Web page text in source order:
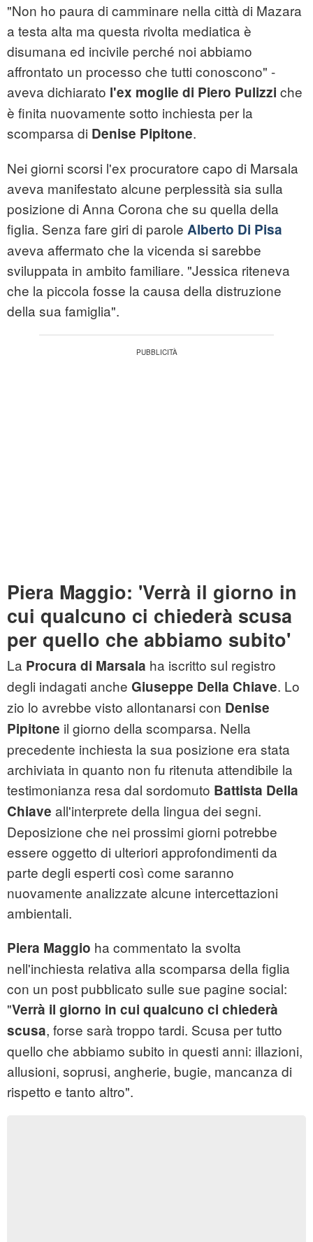
"Non ho paura di camminare nella città di Mazara
a testa alta ma questa rivolta mediatica è
disumana ed incivile perché noi abbiamo
affrontato un processo che tutti conoscono" -
aveva dichiarato l'ex moglie di Piero Pulizzi che
è finita nuovamente sotto inchiesta per la
scomparsa di Denise Pipitone.
Nei giorni scorsi l'ex procuratore capo di Marsala
aveva manifestato alcune perplessità sia sulla
posizione di Anna Corona che su quella della
figlia. Senza fare giri di parole Alberto Di Pisa
aveva affermato che la vicenda si sarebbe
sviluppata in ambito familiare. "Jessica riteneva
che la piccola fosse la causa della distruzione
della sua famiglia".
Piera Maggio: 'Verrà il giorno in
cui qualcuno ci chiederà scusa
per quello che abbiamo subito'
La Procura di Marsala ha iscritto sul registro
degli indagati anche Giuseppe Della Chiave. Lo
zio lo avrebbe visto allontanarsi con Denise
Pipitone il giorno della scomparsa. Nella
precedente inchiesta la sua posizione era stata
archiviata in quanto non fu ritenuta attendibile la
testimonianza resa dal sordomuto Battista Della
Chiave all'interprete della lingua dei segni.
Deposizione che nei prossimi giorni potrebbe
essere oggetto di ulteriori approfondimenti da
parte degli esperti così come saranno
nuovamente analizzate alcune intercettazioni
ambientali.
Piera Maggio ha commentato la svolta
nell'inchiesta relativa alla scomparsa della figlia
con un post pubblicato sulle sue pagine social:
"Verrà il giorno in cui qualcuno ci chiederà
scusa, forse sarà troppo tardi. Scusa per tutto
quello che abbiamo subito in questi anni: illazioni,
allusioni, soprusi, angherie, bugie, mancanza di
rispetto e tanto altro".